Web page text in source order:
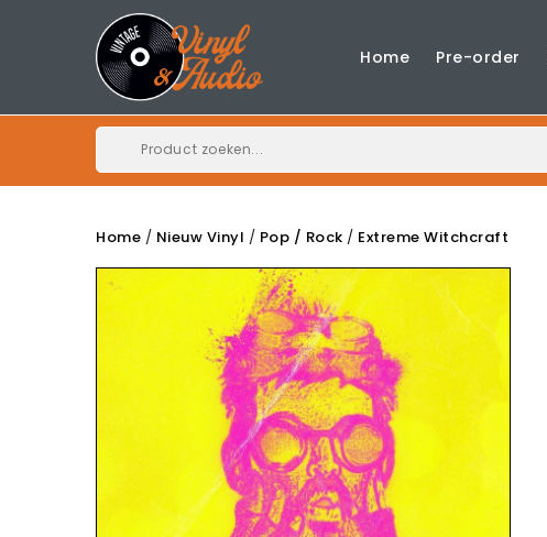
Home Pre-order
Home Nieuw Vinyl Pop / Rock Extreme Witchcraft